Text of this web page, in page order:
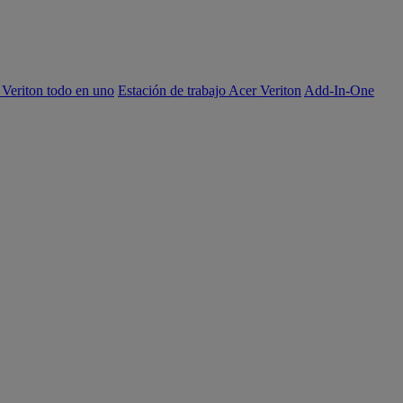
todo en uno Estación de trabajo Acer Veriton Add-In-One